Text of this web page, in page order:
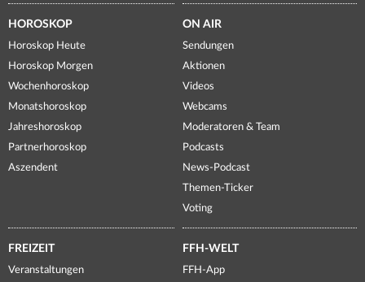
HOROSKOP
Horoskop Heute
Horoskop Morgen
Wochenhoroskop
Monatshoroskop
Jahreshoroskop
Partnerhoroskop
Aszendent
ON AIR
Sendungen
Aktionen
Videos
Webcams
Moderatoren & Team
Podcasts
News-Podcast
Themen-Ticker
Voting
FREIZEIT
Veranstaltungen
FFH-WELT
FFH-App